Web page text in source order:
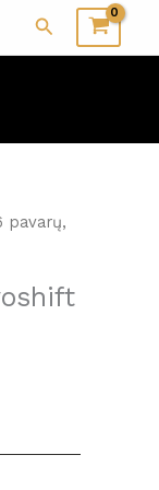
Paieška
pavarų,